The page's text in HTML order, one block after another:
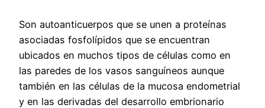
Son autoanticuerpos que se unen a proteínas
asociadas fosfolípidos que se encuentran
ubicados en muchos tipos de células como en
las paredes de los vasos sanguíneos aunque
también en las células de la mucosa endometrial
y en las derivadas del desarrollo embrionario